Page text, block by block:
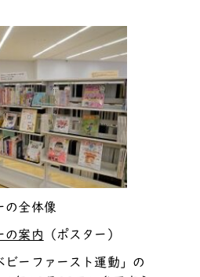
の全体像
の案内 （ポスター）
ビーファースト運動」の